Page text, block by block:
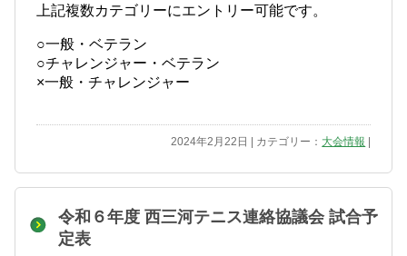
上記複数カテゴリーにエントリー可能です。
○一般・ベテラン
○チャレンジャー・ベテラン
×一般・チャレンジャー
2024年2月22日 | カテゴリー： 大会情報
令和６年度 西三河テニス連絡協議会 試合予
定表